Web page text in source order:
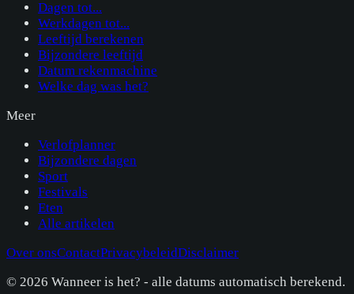
Dagen tot...
Werkdagen tot...
Leeftijd berekenen
Bijzondere leeftijd
Datum rekenmachine
Welke dag was het?
Meer
Verlofplanner
Bijzondere dagen
Sport
Festivals
Eten
Alle artikelen
Over onsContactPrivacybeleidDisclaimer
© 2026 Wanneer is het? - alle datums automatisch berekend.